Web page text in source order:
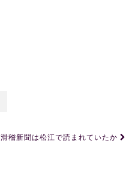
滑稽新聞は松江で読まれていたか